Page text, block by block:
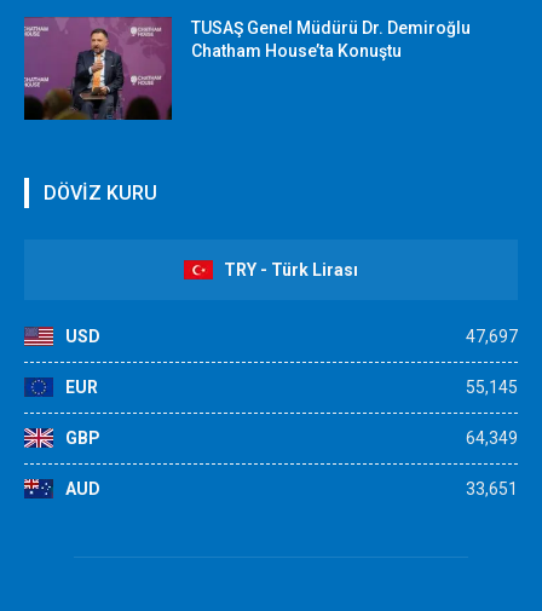
TUSAŞ Genel Müdürü Dr. Demiroğlu
Chatham House’ta Konuştu
DÖVİZ KURU
TRY - Türk Lirası
USD 47,697
EUR 55,145
GBP 64,349
AUD 33,651